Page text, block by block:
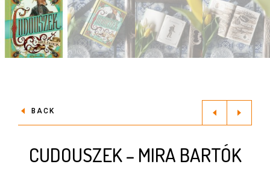
BACK
CUDOUSZEK – MIRA BARTÓK